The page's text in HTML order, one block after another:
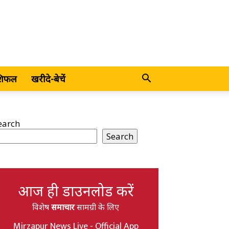
खरीदे-बेचें
Search
आज ही डाउनलोड करें
विशेषसमाचारसामग्री के लिए